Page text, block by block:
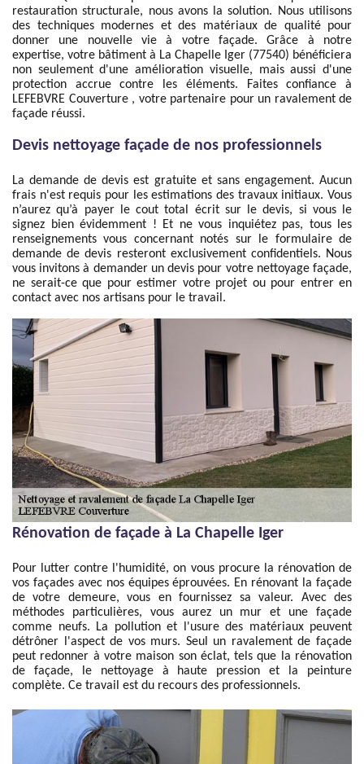
restauration structurale, nous avons la solution. Nous utilisons
des techniques modernes et des matériaux de qualité pour
donner une nouvelle vie à votre façade. Grâce à notre
expertise, votre bâtiment à La Chapelle Iger (77540) bénéficiera
non seulement d'une amélioration visuelle, mais aussi d'une
protection accrue contre les éléments. Faites confiance à
LEFEBVRE Couverture , votre partenaire pour un ravalement de
façade réussi.
Devis nettoyage façade de nos professionnels
La demande de devis est gratuite et sans engagement. Aucun
frais n'est requis pour les estimations des travaux initiaux. Vous
n’aurez qu’à payer le cout total écrit sur le devis, si vous le
signez bien évidemment ! Et ne vous inquiétez pas, tous les
renseignements vous concernant notés sur le formulaire de
demande de devis resteront exclusivement confidentiels. Nous
vous invitons à demander un devis pour votre nettoyage façade,
ne serait-ce que pour estimer votre projet ou pour entrer en
contact avec nos artisans pour le travail.
Rénovation de façade à La Chapelle Iger
Pour lutter contre l'humidité, on vous procure la rénovation de
vos façades avec nos équipes éprouvées. En rénovant la façade
de votre demeure, vous en fournissez sa valeur. Avec des
méthodes particulières, vous aurez un mur et une façade
comme neufs. La pollution et l'usure des matériaux peuvent
détrôner l'aspect de vos murs. Seul un ravalement de façade
peut redonner à votre maison son éclat, tels que la rénovation
de façade, le nettoyage à haute pression et la peinture
complète. Ce travail est du recours des professionnels.